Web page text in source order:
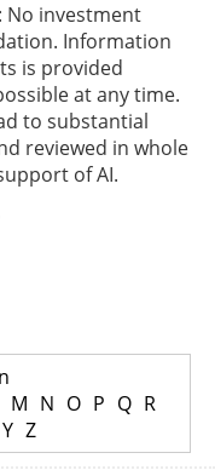
No investment
Information
is provided
at any time.
to substantial
reviewed in whole
of AI.
M N O P Q R
Y Z